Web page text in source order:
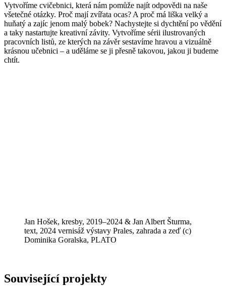
Vytvoříme cvičebnici, která nám pomůže najít odpovědi na naše
všetečné otázky. Proč mají zvířata ocas? A proč má liška velký a
huňatý a zajíc jenom malý bobek? Nachystejte si dychtění po vědění
a taky nastartujte kreativní závity. Vytvoříme sérii ilustrovaných
pracovních listů, ze kterých na závěr sestavíme hravou a vizuálně
krásnou učebnici – a uděláme se ji přesně takovou, jakou ji budeme
chtít.
Jan Hošek, kresby, 2019–2024 & Jan Albert Šturma,
text, 2024 vernisáž výstavy Prales, zahrada a zeď (c)
Dominika Goralska, PLATO
Související projekty